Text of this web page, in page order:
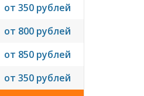
от 350 рублей
от 800 рублей
от 850 рублей
от 350 рублей